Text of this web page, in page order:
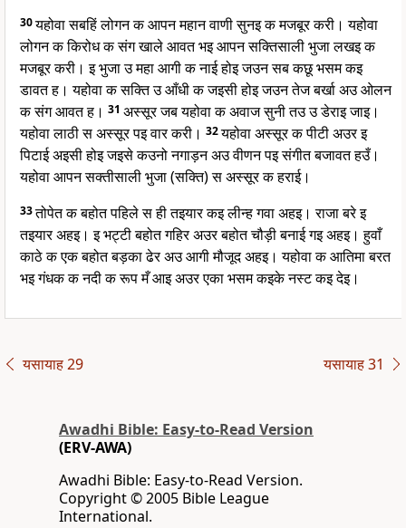
30यहोवा सबहिं लोगन क आपन महान वाणी सुनइ क मजबूर करी। यहोवा
लोगन क किरोध क संग खाले आवत भइ आपन सक्तिसाली भुजा लखइ क
मजबूर करी। इ भुजा उ महा आगी क नाई होइ जउन सब कछू भसम कइ
डावत ह। यहोवा क सक्ति उ आँधी क जइसी होइ जउन तेज बर्खा अउ ओलन
क संग आवत ह। 31 अस्सूर जब यहोवा क अवाज सुनी तउ उ डेराइ जाइ।
यहोवा लाठी स अस्सूर पइ वार करी। 32यहोवा अस्सूर क पीटी अउर इ
पिटाई अइसी होइ जइसे कउनो नगाड़न अउ वीणन पइ संगीत बजावत हउँ।
यहोवा आपन सक्तीसाली भुजा (सक्ति) स अस्सूर क हराई।
33तोपेत क बहोत पहिले स ही तइयार कइ लीन्ह गवा अहइ। राजा बरे इ
तइयार अहइ। इ भट्टी बहोत गहिर अउर बहोत चौड़ी बनाई गइ अहइ। हुवाँ
काठे क एक बहोत बड़का ढेर अउ आगी मौजूद अहइ। यहोवा क आतिमा बरत
भइ गंधक क नदी क रूप मँ आइ अउर एका भसम कइके नस्ट कइ देइ।
यसायाह 29 यसायाह 31
Awadhi Bible: Easy-to-Read Version
(ERV-AWA)
Awadhi Bible: Easy-to-Read Version.
Copyright © 2005 Bible League
International.